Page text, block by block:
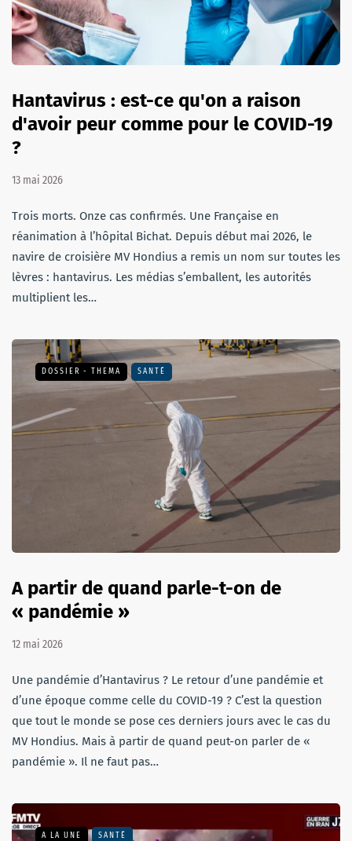
Hantavirus : est-ce qu'on a raison
d'avoir peur comme pour le COVID-19
?
13 mai 2026
Trois morts. Onze cas confirmés. Une Française en
réanimation à l’hôpital Bichat. Depuis début mai 2026, le
navire de croisière MV Hondius a remis un nom sur toutes les
lèvres : hantavirus. Les médias s’emballent, les autorités
multiplient les…
DOSSIER - THEMA SANTÉ
A partir de quand parle-t-on de
« pandémie »
12 mai 2026
Une pandémie d’Hantavirus ? Le retour d’une pandémie et
d’une époque comme celle du COVID-19 ? C’est la question
que tout le monde se pose ces derniers jours avec le cas du
MV Hondius. Mais à partir de quand peut-on parler de «
pandémie ». Il ne faut pas…
A LA UNE SANTÉ